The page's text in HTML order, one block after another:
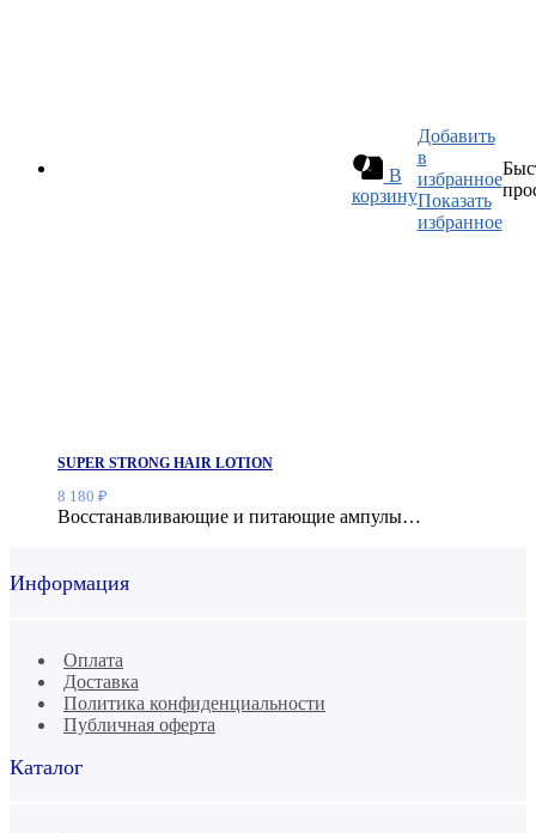
В
корзину
Добавить
в
избранное
Показать
избранное
SUPER STRONG HAIR LOTION
8 180 ₽
Восстанавливающие и питающие ампулы…
Информация
Оплата
Доставка
Политика конфиденциальности
Публичная оферта
Каталог